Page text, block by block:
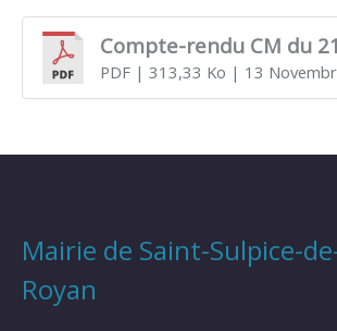
Compte-rendu CM du
PDF| 313,33 Ko | 13
Mairie de Saint-Sulpice-
Royan